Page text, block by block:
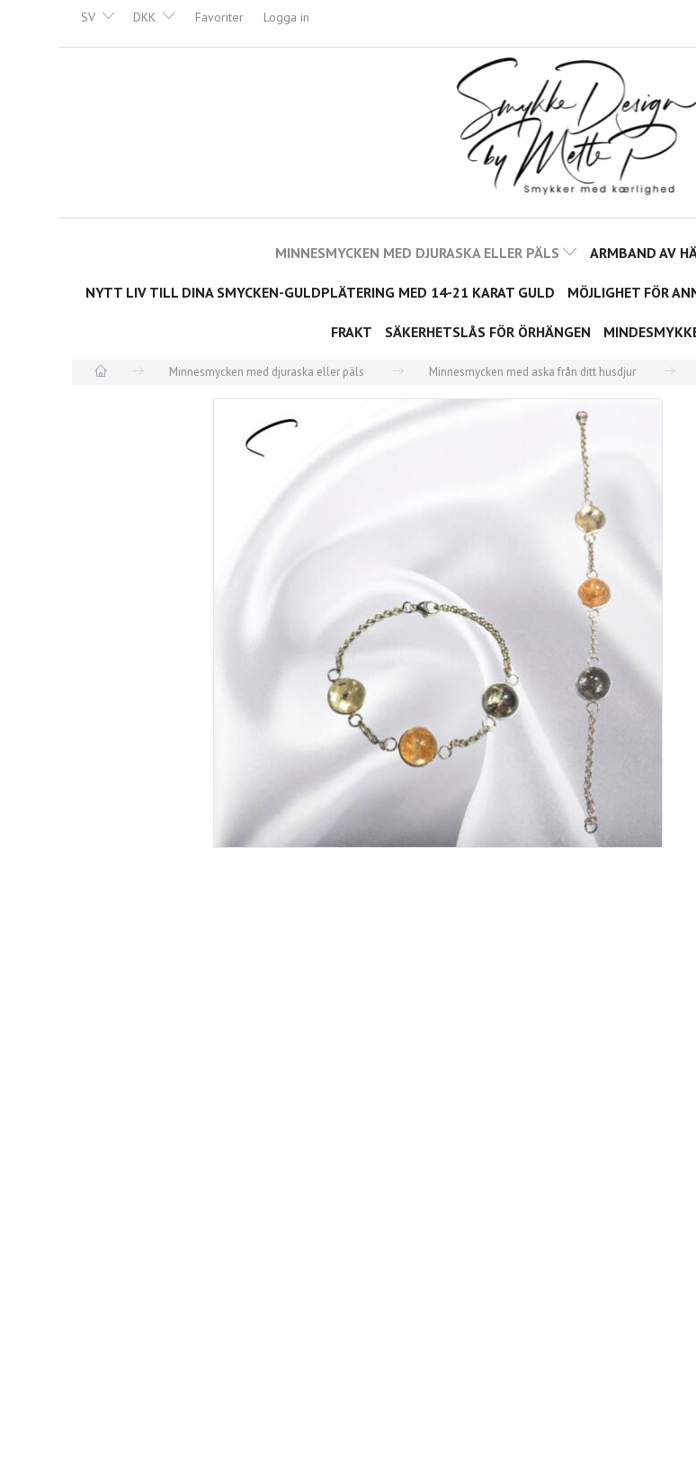
SV DKK Favoriter Logga in
MINNESMYCKEN MED DJURASKA ELLER PÄLS ARMBAND AV
NYTT LIV TILL DINA SMYCKEN-GULDPLÄTERING MED 14-21 KARAT GULD MÖJLIGHET FÖR
FRAKT SÄKERHETSLÅS FÖR ÖRHÄNGEN
Minnesmycken med djuraska eller päls Minnesmycken med aska från ditt husdjur